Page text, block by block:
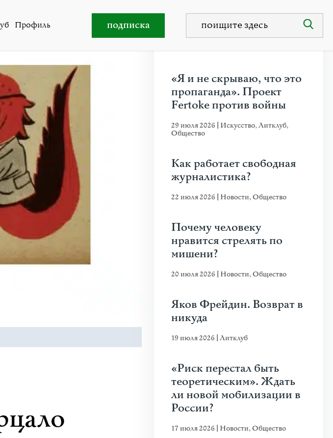
Профиль подписка
«Я и не скрываю, что это
пропаганда». Проект
Fertoke против войны
29 июля 2026 Искусство,Литклуб,
Общество
Как работает свободная
журналистика?
22 июля 2026 Новости,Общество
Почему человеку
нравится стрелять по
мишени?
20 июля 2026 Новости,Общество
Яков Фрейдин. Возврат в
никуда
19 июля 2026 Литклуб
«Риск перестал быть
теоретическим». Ждать
ли новой мобилизации в
России?
17 июля 2026 Новости,Общество